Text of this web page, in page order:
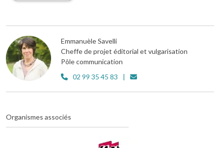
Emmanuèle Savelli
Cheffe de projet éditorial et vulgarisation
Pôle communication
02 99 35 45 83
Organismes associés